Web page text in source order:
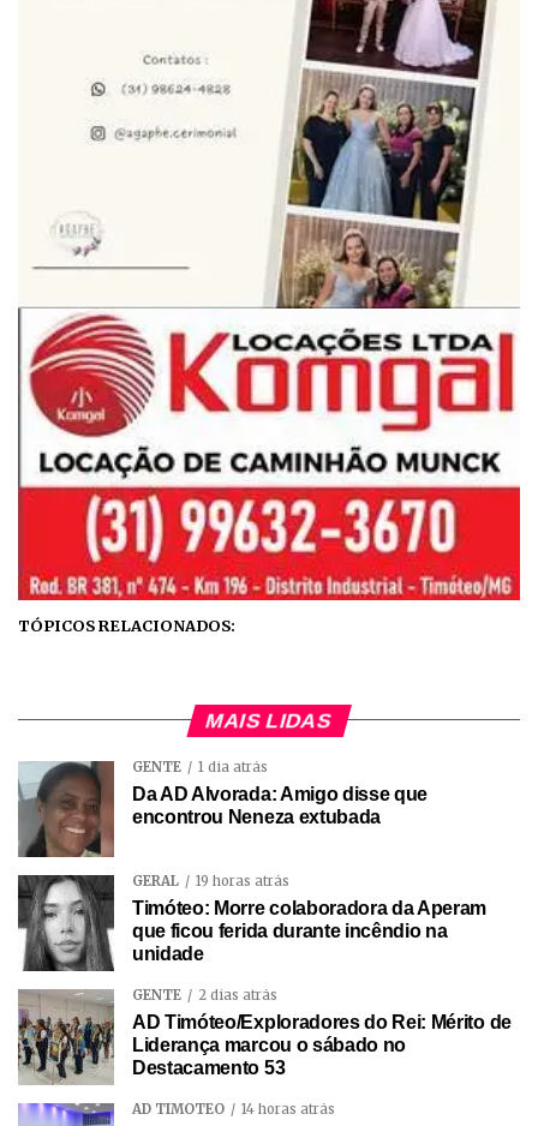
TÓPICOS RELACIONADOS:
MAIS LIDAS
GENTE 1 dia atrás
Da AD Alvorada: Amigo disse que
encontrou Neneza extubada
GERAL 19 horas atrás
Timóteo: Morre colaboradora da Aperam
que ficou ferida durante incêndio na
unidade
GENTE 2 dias atrás
AD Timóteo/Exploradores do Rei: Mérito de
Liderança marcou o sábado no
Destacamento 53
AD TIMÓTEO 14 horas atrás